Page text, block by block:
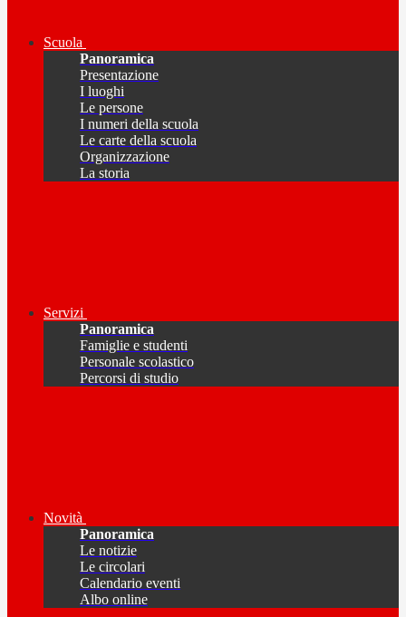
Scuola
Panoramica
Presentazione
I luoghi
Le persone
I numeri della scuola
Le carte della scuola
Organizzazione
La storia
Servizi
Panoramica
Famiglie e studenti
Personale scolastico
Percorsi di studio
Novità
Panoramica
Le notizie
Le circolari
Calendario eventi
Albo online